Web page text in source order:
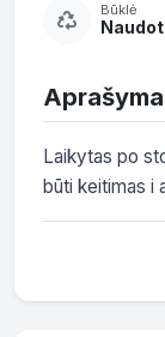
Būklė
Laikytas po
būti keitimas i